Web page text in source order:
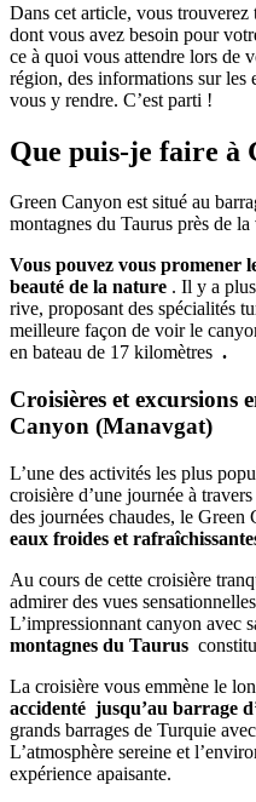
Dans cet article, vous
dont vous avez besoin pour
ce à quoi vous attendre lors de
région, des informations sur les
vous y rendre. C’est parti !
Que puis-je faire à
Green Canyon est situé au
montagnes du Taurus près de
Vous pouvez vous promener
beauté de la nature . Il y a
rive, proposant des spécialités
meilleure façon de voir le
en bateau de 17 kilomètres .
Croisières et excursions
Canyon (Manavgat)
L’une des activités les plus
croisière d’une journée à
des journées chaudes, le Green
eaux froides et
Au cours de cette croisière
admirer des vues
L’impressionnant canyon avec
montagnes du Taurus
La croisière vous emmène le
accidenté jusqu’au barrage
grands barrages de Turquie
L’atmosphère sereine et
expérience apaisante.